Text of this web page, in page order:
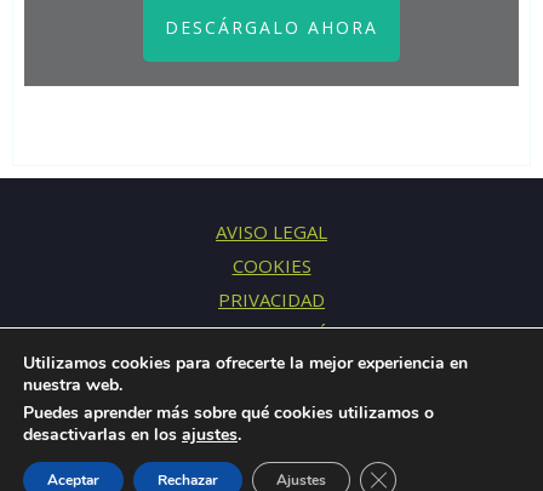
DESCÁRGALO AHORA
AVISO LEGAL
COOKIES
PRIVACIDAD
CONTRATACIÓN
CONTACTO
© 2015-2026 Fresh Mentoring S.L.U. · Todos los derechos
Utilizamos cookies para ofrecerte la mejor experiencia en
nuestra web.
Puedes aprender más sobre qué cookies utilizamos o
desactivarlas en los ajustes.
Aceptar Rechazar Ajustes Cerrar el banner de